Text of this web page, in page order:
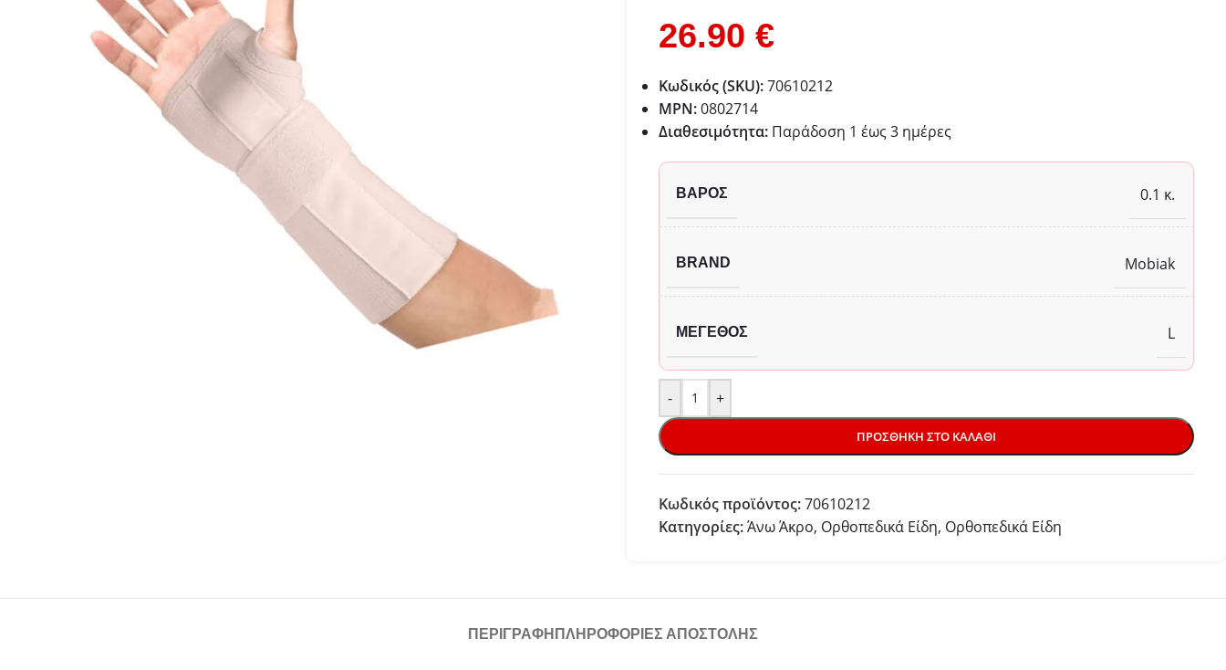
26.90 €
Κωδικός (SKU):70610212
MPN:0802714
Διαθεσιμότητα: Παράδoση 1 έως 3 ημέρες
ΒΆΡΟΣ 0.1 κ.
BRAND Mobiak
ΜΈΓΕΘΟΣ L
- +
ΠΡΟΣΘΉΚΗ ΣΤΟ ΚΑΛΆΘΙ
Κωδικός προϊόντος:70610212
Κατηγορίες:Άνω Άκρο, Ορθοπεδικά Είδη, Ορθοπεδικά Είδη
ΠΕΡΙΓΡΑΦΉ ΠΛΗΡΟΦΟΡΙΕΣ ΑΠΟΣΤΟΛΗΣ